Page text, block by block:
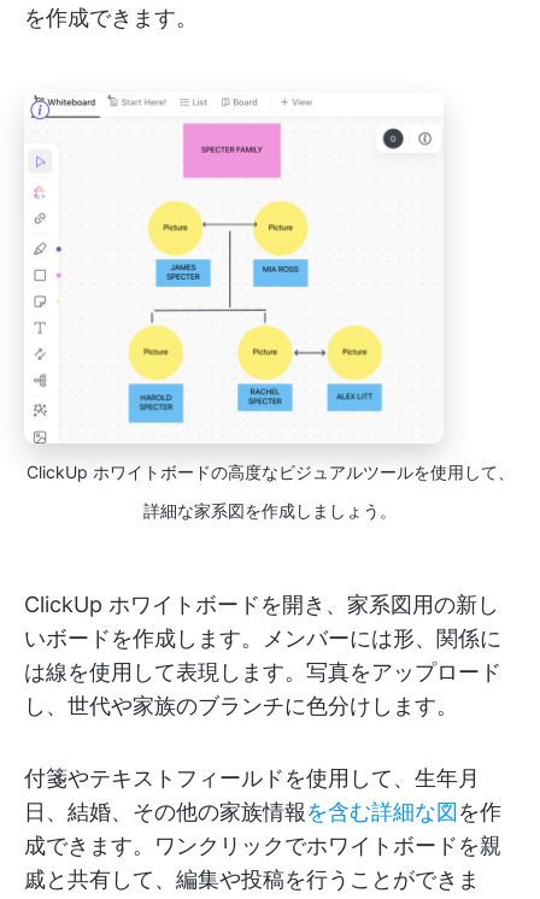
を作成できます。
ClickUp ホワイトボードの高度なビジュアルツールを使用して、
詳細な家系図を作成しましょう。
ClickUp ホワイトボードを開き、家系図用の新し
いボードを作成します。メンバーには形、関係に
は線を使用して表現します。写真をアップロード
し、世代や家族のブランチに色分けします。
付箋やテキストフィールドを使用して、生年月
日、結婚、その他の家族情報を含む詳細な図 を作
成できます。ワンクリックでホワイトボードを親
戚と共有して、編集や投稿を行うことができま